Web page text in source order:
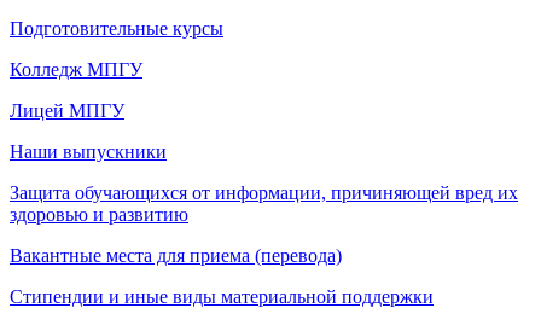
Подготовительные курсы
Колледж МПГУ
Лицей МПГУ
Наши выпускники
Защита обучающихся от информации, причиняющей вред их
здоровью и развитию
Вакантные места для приема (перевода)
Стипендии и иные виды материальной поддержки